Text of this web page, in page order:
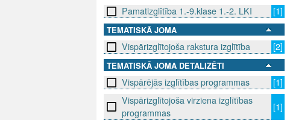
V
Pamatizglītība 1.-9.klase 1.-2. LKI
[1]
TEMATISKĀ JOMA
Vispārizglītojoša rakstura izglītība [2]
TEMATISKĀ JOMA DETALIZĒTI
Vispārējās izglītības programmas
[1]
Vispārizglītojoša virziena izglītības
programmas
[1]